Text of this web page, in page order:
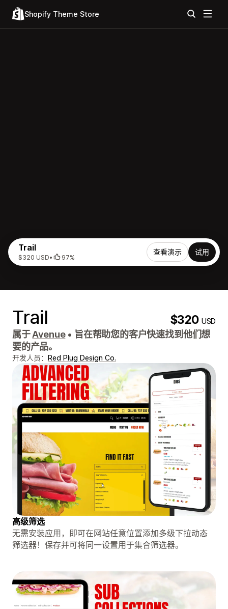
Shopify Theme Store
Trail
$320 USD• 97%
查看演示 试用
Trail $320USD
属于Avenue • 旨在帮助您的客户快速找到他们想
要的产品。
开发人员： Red Plug Design Co.
高级筛选
无需安装应用，即可在网站任意位置添加多级下拉动态
筛选器！保存并可将同一设置用于集合筛选器。